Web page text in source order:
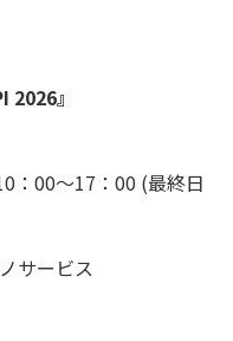
』
：00～17：00 (最終日
サービス